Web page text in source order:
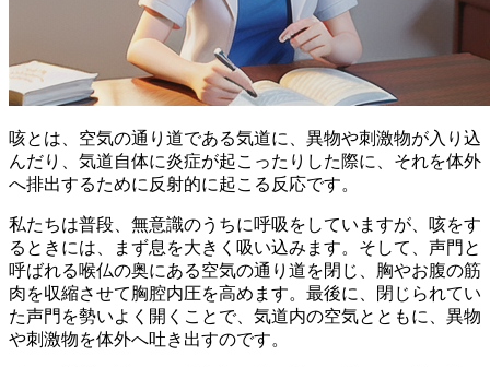
咳とは、 空気の通り道である気道に、異物や刺激物が入り込
んだり、気道自体に炎症が起こったりした際に、それを体外
へ排出するために反射的に起こる反応です。
私たちは普段、無意識のうちに呼吸をしていますが、咳をす
るときには、まず息を大きく吸い込みます。そして、声門と
呼ばれる喉仏の奥にある空気の通り道を閉じ、胸やお腹の筋
肉を収縮させて胸腔内圧を高めます。最後に、閉じられてい
た声門を勢いよく開くことで、 気道内の空気とともに、異物
や刺激物を体外へ吐き出すのです。